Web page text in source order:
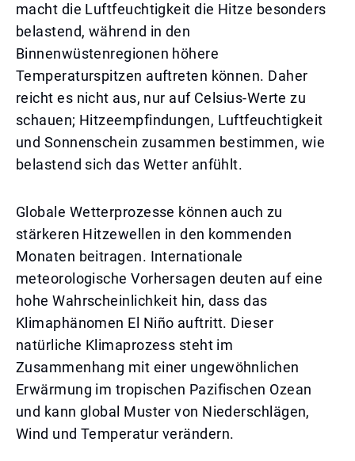
macht die Luftfeuchtigkeit die Hitze besonders
belastend, während in den
Binnenwüstenregionen höhere
Temperaturspitzen auftreten können. Daher
reicht es nicht aus, nur auf Celsius-Werte zu
schauen; Hitzeempfindungen, Luftfeuchtigkeit
und Sonnenschein zusammen bestimmen, wie
belastend sich das Wetter anfühlt.
Globale Wetterprozesse können auch zu
stärkeren Hitzewellen in den kommenden
Monaten beitragen. Internationale
meteorologische Vorhersagen deuten auf eine
hohe Wahrscheinlichkeit hin, dass das
Klimaphänomen El Niño auftritt. Dieser
natürliche Klimaprozess steht im
Zusammenhang mit einer ungewöhnlichen
Erwärmung im tropischen Pazifischen Ozean
und kann global Muster von Niederschlägen,
Wind und Temperatur verändern.